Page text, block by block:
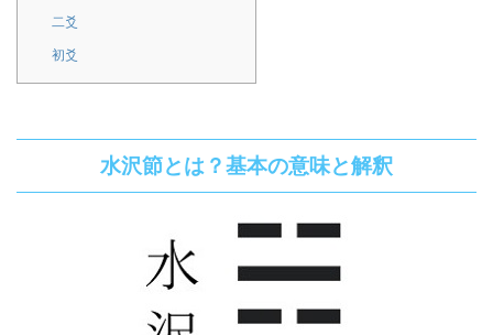
二爻
初爻
水沢節とは？基本の意味と解釈